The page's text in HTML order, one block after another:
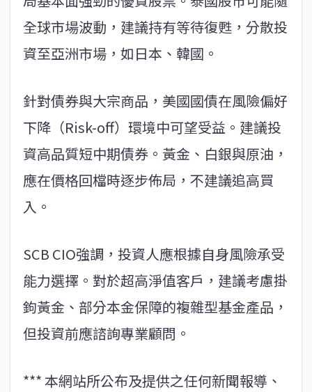
全球市場波動，建議持有等待復甦，分散投
資至亞洲市場，如日本、韓國。
針對債券與大宗商品，美國國債在風險偏好
下降（Risk-off）環境中可望受益。建議投
資高品質短中期債券。黃金、白銀與原油，
應在價格回檔時逐步佈局，不建議追高買
入。
SCB CIO強調，投資人應根據自身風險承受
能力選擇。對於超高淨值客戶，建議考慮掛
鉤黃金、部分本金保障的複雜型基金產品，
但投資前應諮詢專業顧問。
*** 本網站所公布及提供之任何新聞報導、